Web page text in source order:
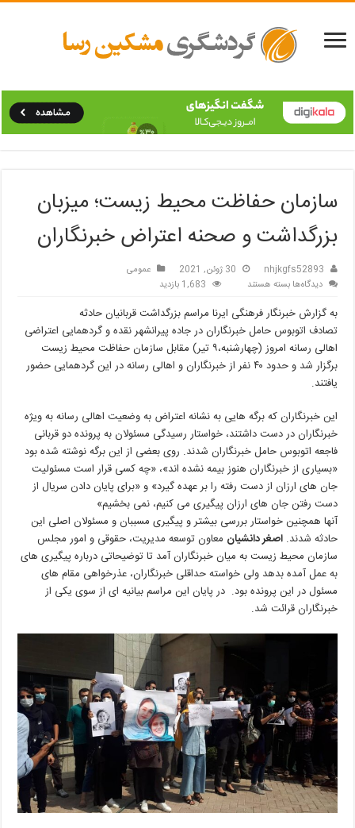
سازمان حفاظت محیط زیست؛ میزبان
بزرگداشت و صحنه اعتراض خبرنگاران
nhjkgfs52893 30 ژوئن, 2021
عمومی
دیدگاه‌هابرای
حفاظت
محیط
زیست؛
میزبان
بزرگداشت
اعتراض
خبرنگاران
بسته هستند 1,683 بازدید
به گزارش خبرنگار فرهنگی ایرنا مراسم بزرگداشت قربانیان حادثه
تصادف اتوبوس حامل خبرنگاران در جاده پیرانشهر نقده و گردهمایی اعتراضی
اهالی رسانه امروز (چهارشنبه،۹ تیر) مقابل سازمان حفاظت محیط زیست
برگزار شد و حدود ۴۰ نفر از خبرنگاران و اهالی رسانه در این گردهمایی حضور
یافتند.
این خبرنگاران که برگه هایی به نشانه اعتراض به وضعیت اهالی رسانه به ویژه
خبرنگاران در دست داشتند، خواستار رسیدگی مسئولان به پرونده دو قربانی
فاجعه اتوبوس حامل خبرنگاران شدند. روی بعضی از این برگه نوشته شده بود
«بسیاری از خبرنگاران هنوز بیمه نشده اند»، «چه کسی قرار است مسئولیت
جان های ارزان از دست رفته را بر عهده گیرد» و «برای پایان دادن سریال از
دست رفتن جان های ارزان پیگیری می کنیم، نمی بخشیم»
آنها همچنین خواستار بررسی بیشتر و پیگیری مسببان و مسئولان اصلی این
حادثه شدند.اصغر دانشیان معاون توسعه مدیریت، حقوقی و امور مجلس
سازمان محیط زیست به میان خبرنگاران آمد تا توضیحاتی درباره پیگیری های
به عمل آمده بدهد ولی خواسته حداقلی خبرنگاران، عذرخواهی مقام های
مسئول در این پرونده بود. در پایان این مراسم بیانیه ای از سوی یکی از
خبرنگاران قرائت شد.